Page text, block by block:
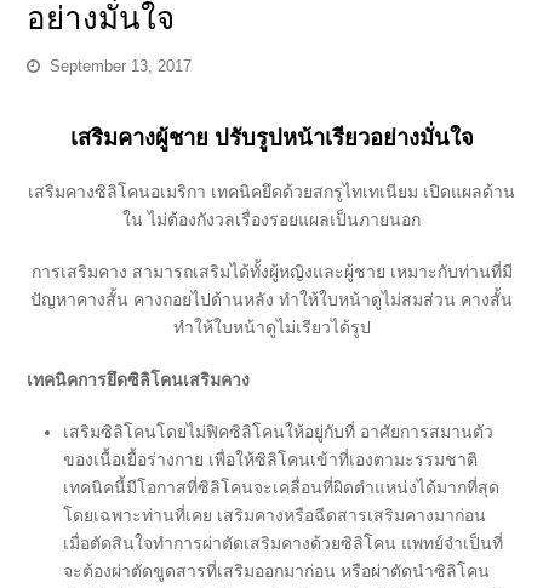
อย่างมั่นใจ
September 13, 2017
เสริมคางผู้ชาย ปรับรูปหน้าเรียวอย่างมั่นใจ
เสริมคางซิลิโคนอเมริกา เทคนิคยึดด้วยสกรูไทเทเนียม เปิดแผลด้าน
ใน ไม่ต้องกังวลเรื่องรอยแผลเป็นภายนอก
การเสริมคาง สามารถเสริมได้ทั้งผู้หญิงและผู้ชาย เหมาะกับท่านที่มี
ปัญหาคางสั้น คางถอยไปด้านหลัง ทำให้ใบหน้าดูไม่สมส่วน คางสั้น
ทำให้ใบหน้าดูไม่เรียวได้รูป
เทคนิคการยึดซิลิโคนเสริมคาง
เสริมซิลิโคนโดยไม่ฟิคซิลิโคนให้อยู่กับที่ อาศัยการสมานตัว
ของเนื้อเยื้อร่างกาย เพื่อให้ซิลิโคนเข้าที่เองตามะรรมชาติ
เทคนิคนี้มีโอกาสที่ซิลิโคนจะเคลื่อนที่ผิดตำแหน่งได้มากที่สุด
โดยเฉพาะท่านที่เคย เสริมคางหรือฉีดสารเสริมคางมาก่อน
เมื่อตัดสินใจทำการผ่าตัดเสริมคางด้วยซิลิโคน แพทย์จำเป็นที่
จะต้องผ่าตัดขูดสารที่เสริมออกมาก่อน หรือผ่าตัดนำซิลิโคน